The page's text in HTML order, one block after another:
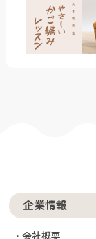
企業情報
会社概要